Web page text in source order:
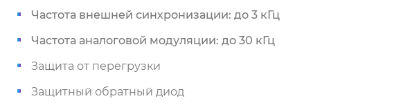
Частота внешней синхронизации: до 3 кГц
Частота аналоговой модуляции: до 30 кГц
Защита от перегрузки
Защитный обратный диод